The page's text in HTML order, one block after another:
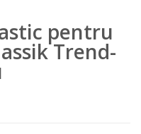
pentru
Trend-